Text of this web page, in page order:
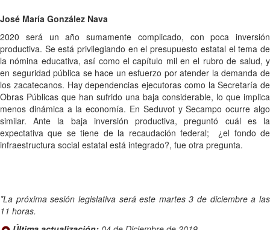
José María González Nava
2020 será un año sumamente complicado, con poca inversión
productiva. Se está privilegiando en el presupuesto estatal el tema de
la nómina educativa, así como el capítulo mil en el rubro de salud, y
en seguridad pública se hace un esfuerzo por atender la demanda de
los zacatecanos. Hay dependencias ejecutoras como la Secretaría de
Obras Públicas que han sufrido una baja considerable, lo que implica
menos dinámica a la economía. En Seduvot y Secampo ocurre algo
similar. Ante la baja inversión productiva, preguntó cuál es la
expectativa que se tiene de la recaudación federal; ¿el fondo de
infraestructura social estatal está integrado?, fue otra pregunta.
*La próxima sesión legislativa será este martes 3 de diciembre a las
11 horas.